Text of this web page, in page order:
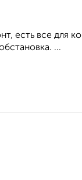
есть все для
...